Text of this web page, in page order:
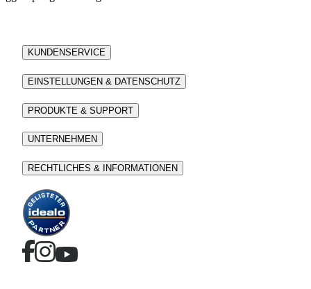
KUNDENSERVICE
EINSTELLUNGEN & DATENSCHUTZ
PRODUKTE & SUPPORT
UNTERNEHMEN
RECHTLICHES & INFORMATIONEN